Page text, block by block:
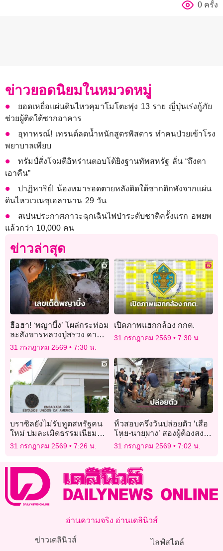
0 ครั้ง
ข่าวยอดนิยมในหมวดหมู่
ยอดเหยื่อแผ่นดินไหวคุมาโมโตะพุ่ง 13 ราย ญี่ปุ่นเร่งกู้ภัย
ช่วยผู้ติดใต้ซากอาคาร
อุทาหรณ์! เทรนด์ลดน้ำหนักสูตรพิสดาร ทำคนป่วยเข้าโรง
พยาบาลเพียบ
ทรัมป์สั่งโจมตีอิหร่านตอบโต้ยิงฐานทัพสหรัฐ ลั่น “ถึงตา
เอาคืน”
ปาฏิหาริย์! น้องหมารอดตายหลังติดใต้ซากตึกพังจากแผ่น
ดินไหวเวเนซุเอลานาน 29 วัน
สเปนประกาศภาวะฉุกเฉินไฟป่าระดับชาติครั้งแรก อพยพ
แล้วกว่า 10,000 คน
ข่าวล่าสุด
ฮือฮา! ‘พญาบึ้ง’ โผล่กระท่อม
ละสังขารหลวงปู่สรวง คาบ
เลขออกจากรู คอหวยแห่ตี
เลขเด็ด
31 กรกฎาคม 2569 7:30 น.
เปิดภาพแฮกกล้อง กกต.
31 กรกฎาคม 2569 7:30 น.
บราซิลยังไม่รับทูตสหรัฐคน
ใหม่ ปมละเมิดธรรมเนียม
ดันสัมพันธ์สองชาติส่อวิกฤติ
31 กรกฎาคม 2569 7:26 น.
หิ้วสอบครึ่งวันปล่อยตัว ‘เสือ
โหย-นายผาง’ สองผู้ต้องสงสัย
เอี่ยวคดีพี่น้องรัสเซียหายตัว
31 กรกฎาคม 2569 7:02 น.
อ่านความจริง อ่านเดลินิวส์
ข่าวเดลินิวส์ ไลฟ์สไตล์